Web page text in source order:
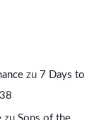
zu7 Days to